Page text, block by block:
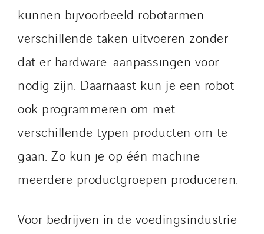
kunnen bijvoorbeeld robotarmen
verschillende taken uitvoeren zonder
dat er hardware-aanpassingen voor
nodig zijn. Daarnaast kun je een robot
ook programmeren om met
verschillende typen producten om te
gaan. Zo kun je op één machine
meerdere productgroepen produceren.
Voor bedrijven in de voedingsindustrie
Santerne Marseille
Santerne Tertiaire et Santé
Sarrasola
Schoro Electricité
Schuh Bodentechnik
SCIE Puy de Dome
SDEL Atlantis
SDEL Grand Ouest
SDEL Navis
SDEL Rouergue
SDEL Tertiaire